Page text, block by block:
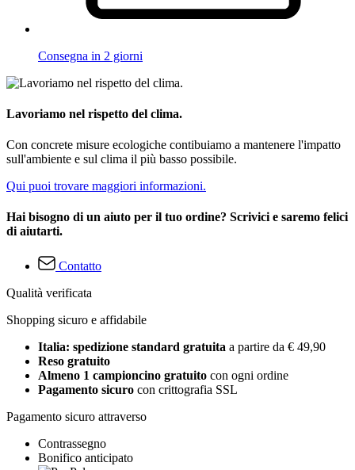
Consegna in 2 giorni
Lavoriamo nel rispetto del clima.
Con concrete misure ecologiche contibuiamo a mantenere l'impatto
sull'ambiente e sul clima il più basso possibile.
Qui puoi trovare maggiori informazioni.
Hai bisogno di un aiuto per il tuo ordine? Scrivici e saremo felici
di aiutarti.
Contatto
Qualità verificata
Shopping sicuro e affidabile
Italia: spedizione standard gratuita a partire da € 49,90
Reso gratuito
Almeno 1 campioncino gratuito con ogni ordine
Pagamento sicuro con crittografia SSL
Pagamento sicuro attraverso
Contrassegno
Bonifico anticipato